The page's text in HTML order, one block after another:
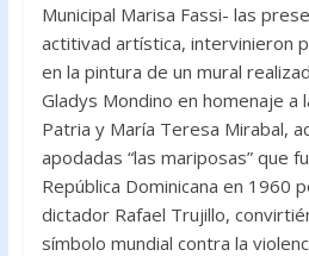
Municipal Marisa Fassi- las
actitivad artística, intervinieron
en la pintura de un mural
Gladys Mondino en homenaje a
Patria y María Teresa Mirabal,
apodadas “las mariposas” que
República Dominicana en 1960
dictador Rafael Trujillo,
símbolo mundial contra la